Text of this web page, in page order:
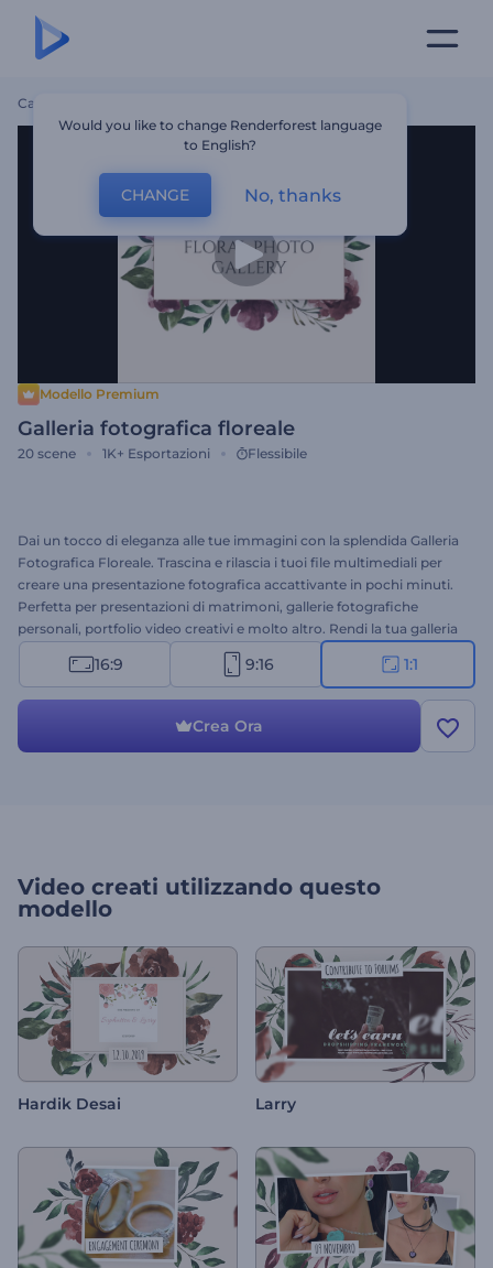
Casa
Modello Premium
Galleria fotografica floreale
20 scene 1K+ Esportazioni Flessibile
Dai un tocco di eleganza alle tue immagini con la splendida Galleria
Fotografica Floreale. Trascina e rilascia i tuoi file multimediali per
creare una presentazione fotografica accattivante in pochi minuti.
Perfetta per presentazioni di matrimoni, gallerie fotografiche
personali, portfolio video creativi e molto altro. Rendi la tua galleria
fotografica spettacolare ora, gratuitamente!
16:9 9:16 1:1
Crea Ora
Video creati utilizzando questo
modello
Hardik Desai Larry
Would you like to change Renderforest language
to English?
CHANGE No, thanks